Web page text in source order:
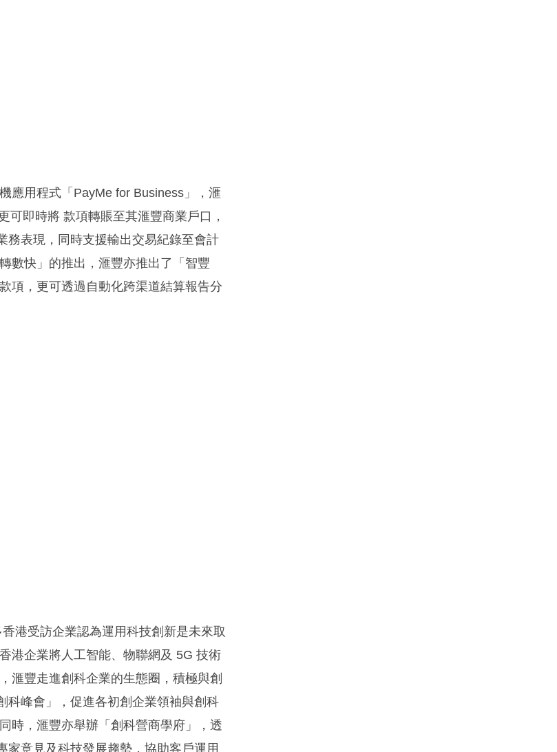
應用程式「PayMe for Business」，滙
即時將 款項轉賬至其滙豐商業戶口，
務表現，同時支援輸出交易紀錄至會計
數快」的推出，滙豐亦推出了「智豐
項，更可透過自動化跨渠道結算報告分
港受訪企業認為運用科技創新是未來取
港企業將人工智能、物聯網及 5G 技術
滙豐走進創科企業的生態圈，積極與創
科峰會」，促進各初創企業領袖與創科
時，滙豐亦舉辦「創科營商學府」，透
意見及科技發展趨勢，協助客戶運用